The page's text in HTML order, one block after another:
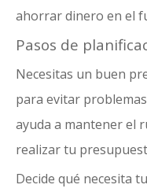
ahorrar dinero en el
Pasos de
Necesitas un buen
para evitar
ayuda a mantener el
realizar tu
Decide qué necesita